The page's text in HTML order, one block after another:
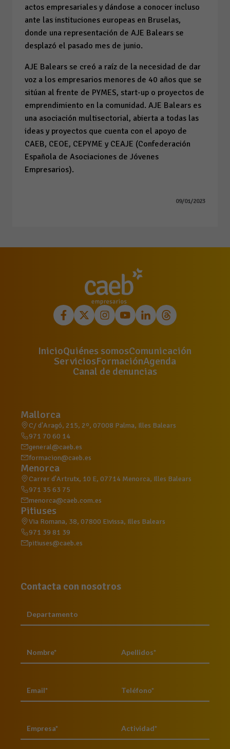
actos empresariales y dándose a conocer incluso
ante las instituciones europeas en Bruselas,
donde una representación de AJE Balears se
desplazó el pasado mes de junio.
AJE Balears se creó a raíz de la necesidad de dar
voz a los empresarios menores de 40 años que se
sitúan al frente de PYMES, start-up o proyectos de
emprendimiento en la comunidad. AJE Balears es
una asociación multisectorial, abierta a todas las
ideas y proyectos que cuenta con el apoyo de
CAEB, CEOE, CEPYME y CEAJE (Confederación
Española de Asociaciones de Jóvenes
Empresarios).
09/01/2023
InicioQuiénes somosComunicación
ServiciosFormaciónAgenda
Canal de denuncias
Mallorca
C/ d'Aragó, 215, 2º, 07008 Palma, Illes Balears
971 70 60 14
general@caeb.es
formacion@caeb.es
Menorca
Carrer d'Artrutx, 10 E, 07714 Menorca, Illes Balears
971 35 63 75
menorca@caeb.com.es
Pitiuses
Via Romana, 38, 07800 Eivissa, Illes Balears
971 39 81 39
pitiuses@caeb.es
Contacta con nosotros